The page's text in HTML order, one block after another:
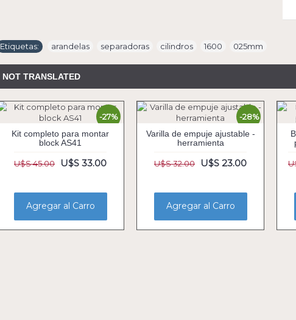
Etiquetas: arandelas separadoras cilindros 1600 025mm
NOT TRANSLATED
-27%
Kit completo para montar
block AS41
U$S 45.00 U$S 33.00
Agregar al Carro
-28%
Varilla de empuje ajustable -
herramienta
U$S 32.00 U$S 23.00
Agregar al Carro